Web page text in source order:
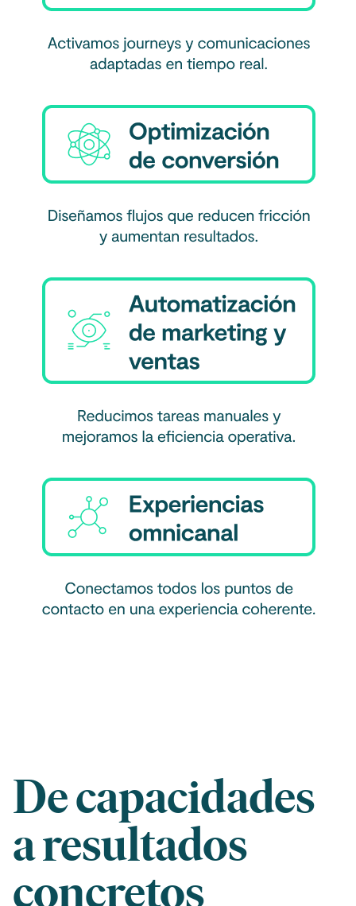
De capacidades
a resultados
concretos